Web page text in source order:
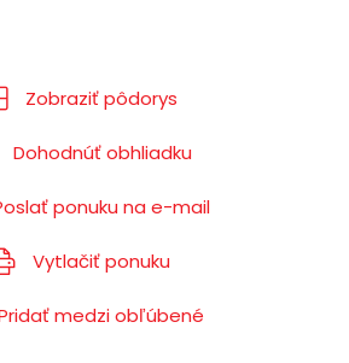
Zobraziť pôdorys
Dohodnúť obhliadku
ponuku na e-mail
Vytlačiť ponuku
medzi obľúbené